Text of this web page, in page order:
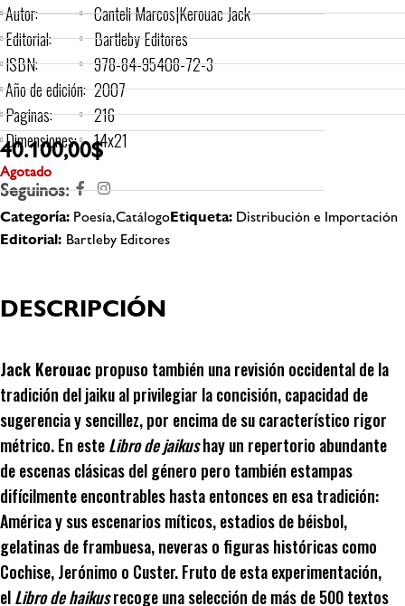
Autor:
Editorial:
ISBN:
Año de edición:
Paginas:
Dimensiones:
Canteli Marcos|Kerouac Jack
Bartleby Editores
978-84-95408-72-3
2007
216
14x21
40.100,00$
Agotado
Seguinos:
Categoría: Poesía,CatálogoEtiqueta: Distribución e Importación
Editorial: Bartleby Editores
DESCRIPCIÓN
Jack Kerouac propuso también una revisión occidental de la
tradición del jaiku al privilegiar la concisión, capacidad de
sugerencia y sencillez, por encima de su característico rigor
métrico. En esteLibro de jaikushay un repertorio abundante
de escenas clásicas del género pero también estampas
difícilmente encontrables hasta entonces en esa tradición:
América y sus escenarios míticos, estadios de béisbol,
gelatinas de frambuesa, neveras o figuras históricas como
Cochise, Jerónimo o Custer. Fruto de esta experimentación,
elLibro de haikusrecoge una selección de más de 500 textos